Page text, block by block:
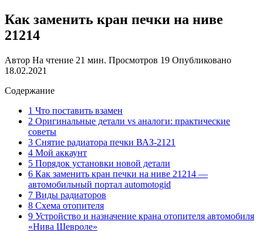
Как заменить кран печки на ниве
21214
Автор На чтение 21 мин. Просмотров 19 Опубликовано
18.02.2021
Содержание
1 Что поставить взамен
2 Оригинальные детали vs аналоги: практические
советы
3 Снятие радиатора печки ВАЗ-2121
4 Мой аккаунт
5 Порядок установки новой детали
6 Как заменить кран печки на ниве 21214 —
автомобильный портал automotogid
7 Виды радиаторов
8 Схема отопителя
9 Устройство и назначение крана отопителя автомобиля
«Нива Шевроле»